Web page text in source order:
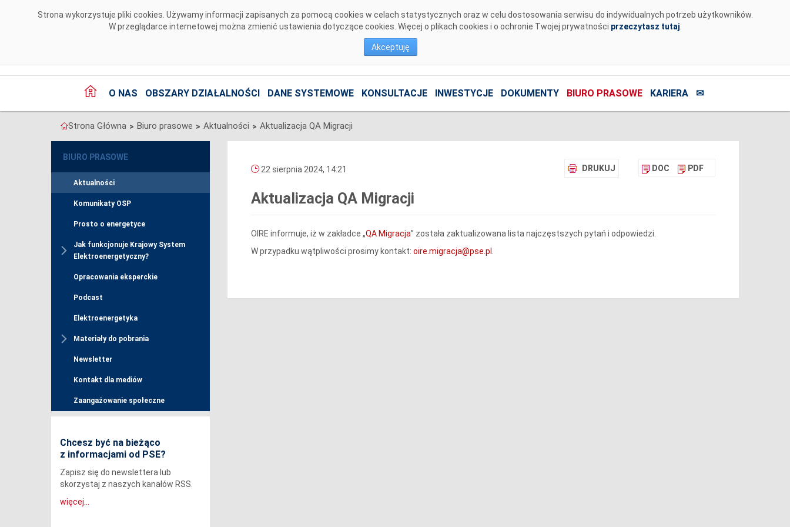
Strona wykorzystuje pliki cookies. Używamy informacji zapisanych za pomocą cookies w celach statystycznych oraz w celu dostosowania serwisu do indywidualnych potrzeb użytkowników.
W przeglądarce internetowej można zmienić ustawienia dotyczące cookies. Więcej o plikach cookies i o ochronie Twojej prywatności przeczytasz tutaj
Akceptuję
O NAS OBSZARY DZIAŁALNOŚCI DANE SYSTEMOWE KONSULTACJE INWESTYCJE DOKUMENTY BIURO PRASOWE KARIERA ✉
Strona Główna > Biuro prasowe > Aktualności > Aktualizacja QA Migracji
BIURO PRASOWE
Aktualności
Komunikaty OSP
Prosto o energetyce
Jak funkcjonuje Krajowy System
Elektroenergetyczny?
Opracowania eksperckie
Podcast
Elektroenergetyka
Materiały do pobrania
Newsletter
Kontakt dla mediów
Zaangażowanie społeczne
Chcesz być na bieżąco
z informacjami od PSE?
Zapisz się do newslettera lub
skorzystaj z naszych kanałów RSS.
więcej...
DRUKUJ DOC PDF
22 sierpnia 2024, 14:21
Aktualizacja QA Migracji
OIRE informuje, iż w zakładce „QA Migracja” została zaktualizowana lista najczęstszych pytań i odpowiedzi.
W przypadku wątpliwości prosimy kontakt: oire.migracja@pse.pl